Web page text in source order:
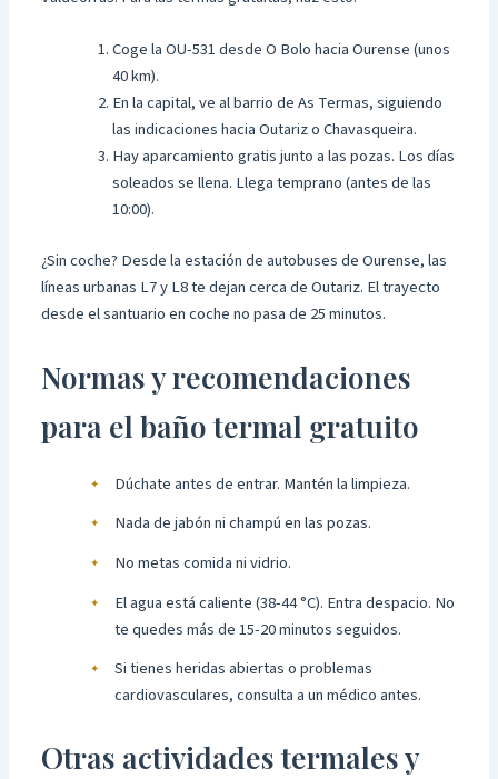
Coge la OU-531 desde O Bolo hacia Ourense (unos
40 km).
En la capital, ve al barrio de As Termas, siguiendo
las indicaciones hacia Outariz o Chavasqueira.
Hay aparcamiento gratis junto a las pozas. Los días
soleados se llena. Llega temprano (antes de las
10:00).
¿Sin coche? Desde la estación de autobuses de Ourense, las
líneas urbanas L7 y L8 te dejan cerca de Outariz. El trayecto
desde el santuario en coche no pasa de 25 minutos.
Normas y recomendaciones
para el baño termal gratuito
Dúchate antes de entrar. Mantén la limpieza.
Nada de jabón ni champú en las pozas.
No metas comida ni vidrio.
El agua está caliente (38-44 °C). Entra despacio. No
te quedes más de 15-20 minutos seguidos.
Si tienes heridas abiertas o problemas
cardiovasculares, consulta a un médico antes.
Otras actividades termales y